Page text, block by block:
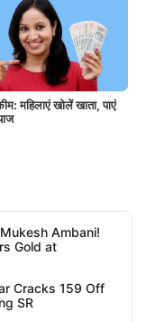
महिलाएं खोलें खाता, पाएं
Ambani!
Gold at
Cracks 159 Off
SR